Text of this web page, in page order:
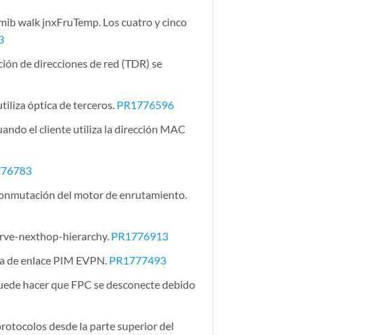
walk jnxFruTemp. Los cuatro y cinco
de direcciones de red (TDR) se
óptica de terceros. PR1776596
el cliente utiliza la dirección MAC
del motor de enrutamiento.
nexthop-hierarchy. PR1776913
de enlace PIM EVPN. PR1777493
hacer que FPC se desconecte debido
desde la parte superior del